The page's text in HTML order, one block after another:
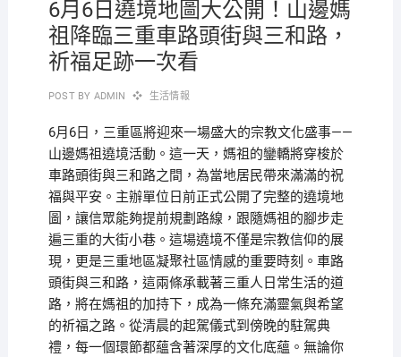
6月6日遶境地圖大公開！山邊媽
祖降臨三重車路頭街與三和路，
祈福足跡一次看
POST BY ADMIN 生活情報
6月6日，三重區將迎來一場盛大的宗教文化盛事——
山邊媽祖遶境活動。這一天，媽祖的鑾轎將穿梭於
車路頭街與三和路之間，為當地居民帶來滿滿的祝
福與平安。主辦單位日前正式公開了完整的遶境地
圖，讓信眾能夠提前規劃路線，跟隨媽祖的腳步走
遍三重的大街小巷。這場遶境不僅是宗教信仰的展
現，更是三重地區凝聚社區情感的重要時刻。車路
頭街與三和路，這兩條承載著三重人日常生活的道
路，將在媽祖的加持下，成為一條充滿靈氣與希望
的祈福之路。從清晨的起駕儀式到傍晚的駐駕典
禮，每一個環節都蘊含著深厚的文化底蘊。無論你